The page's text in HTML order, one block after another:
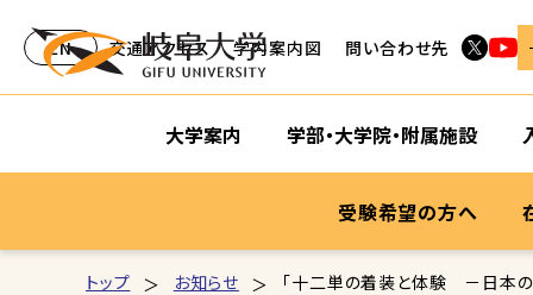
大学案内 学部・大学院・附属施設
受験希望の方へ
EN 交通アクセス 学内案内図 問い合わせ先
トップ お知らせ 「十二単の着装と体験 －日本